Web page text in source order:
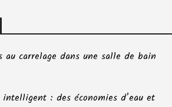
au carrelage dans une salle de bain
: des économies d’eau et